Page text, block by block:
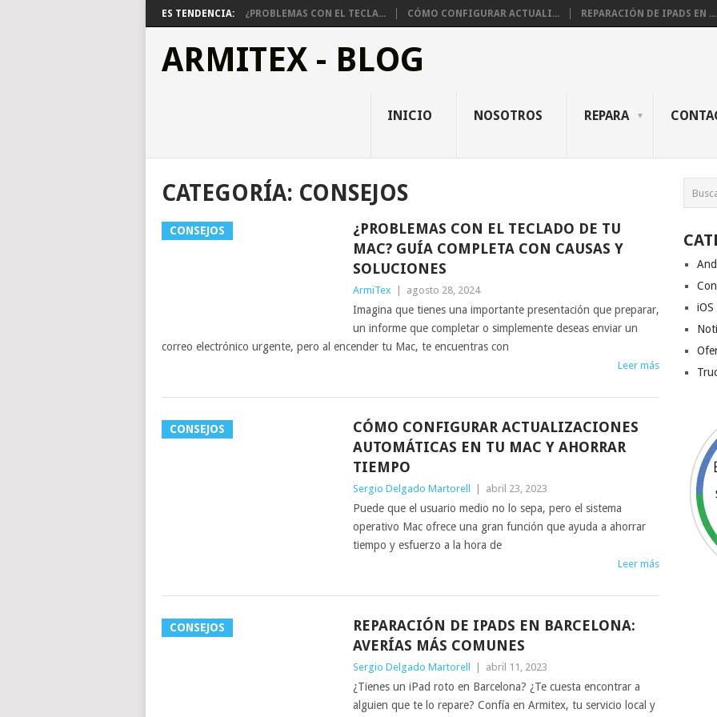
ES TENDENCIA: ¿PROBLEMAS CON EL TECLA... CÓMO CONFIGURAR ACTUALI... REPARACIÓN DE IPADS EN ...
ARMITEX - BLOG
INICIO NOSOTROS REPARA
CATEGORÍA: CONSEJOS
CONSEJOS
¿PROBLEMAS CON EL TECLADO DE TU
MAC? GUÍA COMPLETA CON CAUSAS Y
SOLUCIONES
ArmiTex agosto 28, 2024
Imagina que tienes una importante presentación que preparar,
un informe que completar o simplemente deseas enviar un
correo electrónico urgente, pero al encender tu Mac, te encuentras con
Leer más
CONSEJOS
CÓMO CONFIGURAR ACTUALIZACIONES
AUTOMÁTICAS EN TU MAC Y AHORRAR
TIEMPO
Sergio Delgado Martorell abril 23, 2023
Puede que el usuario medio no lo sepa, pero el sistema
operativo Mac ofrece una gran función que ayuda a ahorrar
tiempo y esfuerzo a la hora de
Leer más
CONSEJOS
REPARACIÓN DE IPADS EN BARCELONA:
AVERÍAS MÁS COMUNES
Sergio Delgado Martorell abril 11, 2023
¿Tienes un iPad roto en Barcelona? ¿Te cuesta encontrar a
alguien que te lo repare? Confía en Armitex, tu servicio local y
iOS